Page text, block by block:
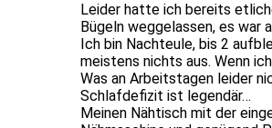
Leider hatte ich bereits
Bügeln weggelassen, es war
Ich bin Nachteule, bis 2
meistens nichts aus. Wenn
Was an Arbeitstagen leider
Schlafdefizit ist legendär…
Meinen Nähtisch mit der